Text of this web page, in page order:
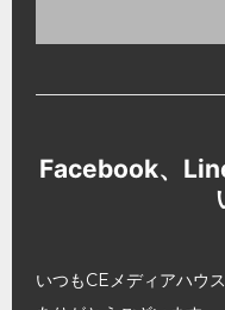
Facebook、
いつもCEメディアハウ